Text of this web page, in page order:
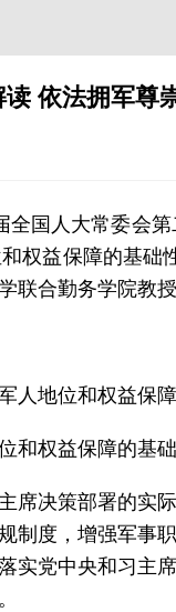
依法拥军尊
全国人大常委会
权益保障的基
联合勤务学院教
人地位和权益保
和权益保障的基
席决策部署的实
制度，增强军事
实党中央和习主